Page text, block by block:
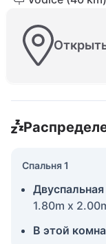
Спальня 1
1.80m x
В этой